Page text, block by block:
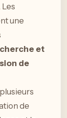
Les
une
et
de
de